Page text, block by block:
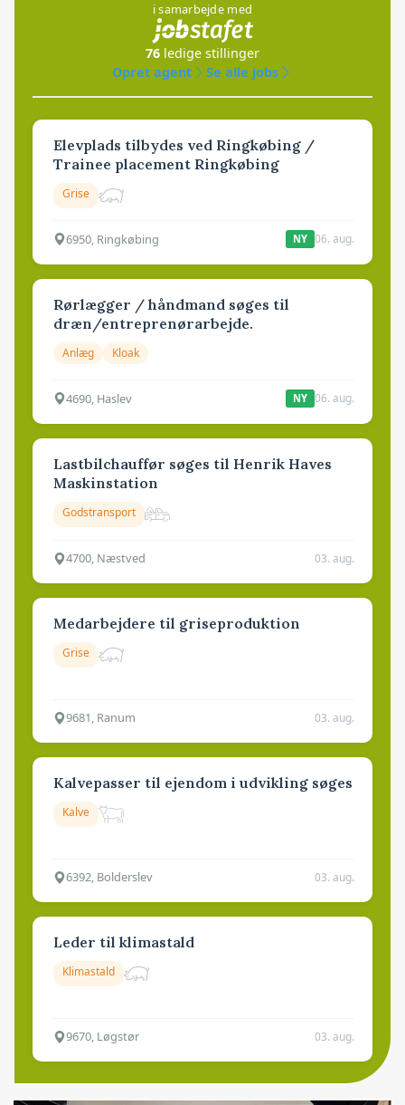
i samarbejde med
76 ledige stillinger
Opret agent
Se alle jobs
Elevplads tilbydes ved Ringkøbing /
Trainee placement Ringkøbing
Grise
6950, Ringkøbing NY 06. aug.
Rørlægger / håndmand søges til
dræn/entreprenørarbejde.
Anlæg Kloak
4690, Haslev NY 06. aug.
Lastbilchauffør søges til Henrik Haves
Maskinstation
Godstransport
4700, Næstved 03. aug.
Medarbejdere til griseproduktion
Grise
9681, Ranum 03. aug.
Kalvepasser til ejendom i udvikling søges
Kalve
6392, Bolderslev 03. aug.
Leder til klimastald
Klimastald
9670, Løgstør 03. aug.